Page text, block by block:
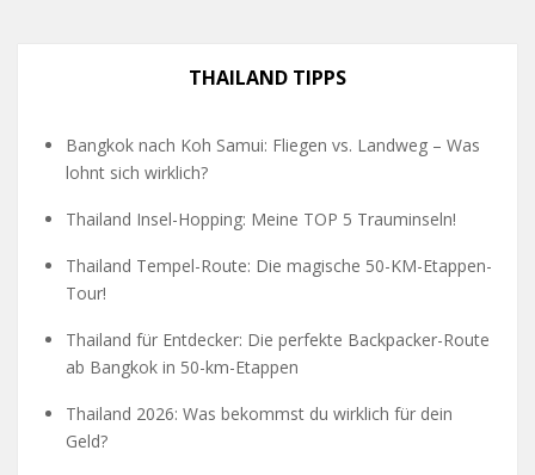
THAILAND TIPPS
Bangkok nach Koh Samui: Fliegen vs. Landweg – Was
lohnt sich wirklich?
Thailand Insel-Hopping: Meine TOP 5 Trauminseln!
Thailand Tempel-Route: Die magische 50-KM-Etappen-
Tour!
Thailand für Entdecker: Die perfekte Backpacker-Route
ab Bangkok in 50-km-Etappen
Thailand 2026: Was bekommst du wirklich für dein
Geld?